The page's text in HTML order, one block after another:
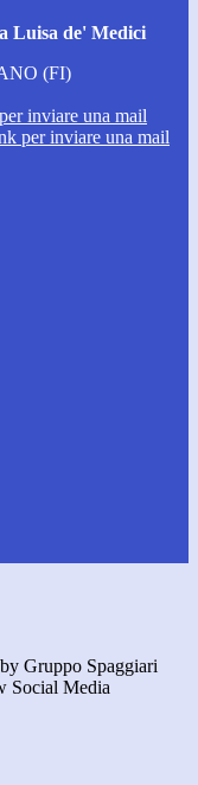
Luisa de' Medici
(FI)
inviare una mail
per inviare una mail
Gruppo Spaggiari
Social Media